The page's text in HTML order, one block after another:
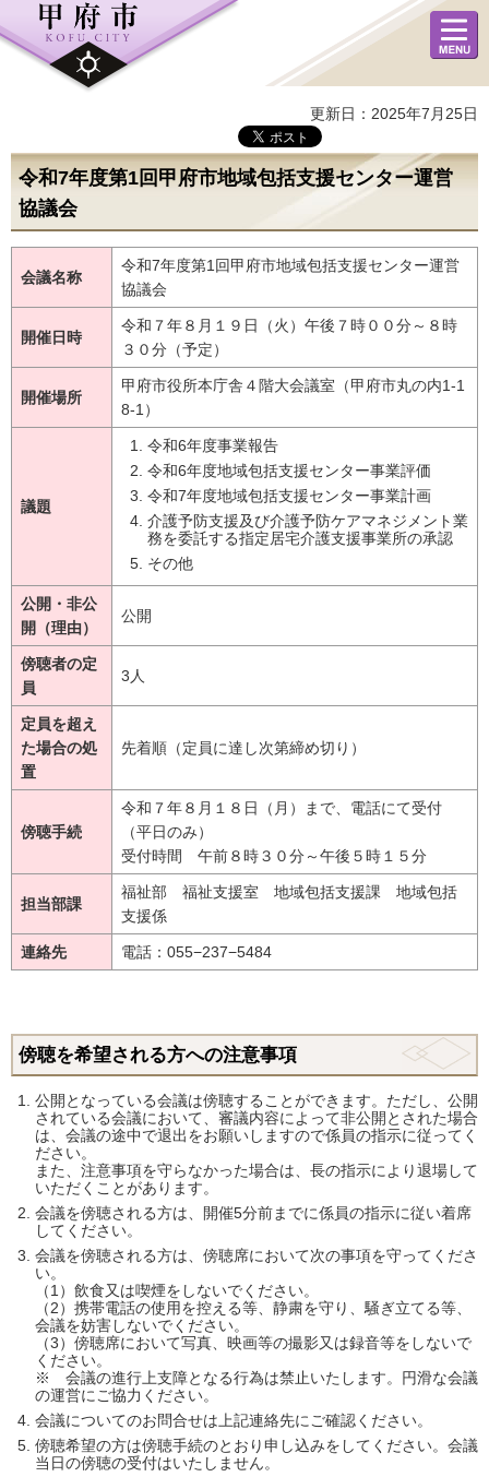
メニュ
ー
更新日：2025年7月25日
令和7年度第1回甲府市地域包括支援センター運営
協議会
会議名称
令和7年度第1回甲府市地域包括支援センター運営
協議会
開催日時
令和７年８月１９日（火）午後７時００分～８時
３０分（予定）
開催場所
甲府市役所本庁舎４階大会議室（甲府市丸の内1-1
8-1）
議題
令和6年度事業報告
令和6年度地域包括支援センター事業評価
令和7年度地域包括支援センター事業計画
介護予防支援及び介護予防ケアマネジメント業
務を委託する指定居宅介護支援事業所の承認
その他
公開・非公
開（理由）
公開
傍聴者の定
員
3人
定員を超え
た場合の処
置
先着順（定員に達し次第締め切り）
傍聴手続
令和７年８月１８日（月）まで、電話にて受付
（平日のみ）
受付時間 午前８時３０分～午後５時１５分
担当部課
福祉部 福祉支援室 地域包括支援課 地域包括
支援係
連絡先 電話：055−237−5484
傍聴を希望される方への注意事項
公開となっている会議は傍聴することができます。ただし、公開
されている会議において、審議内容によって非公開とされた場合
は、会議の途中で退出をお願いしますので係員の指示に従ってく
ださい。
また、注意事項を守らなかった場合は、長の指示により退場して
いただくことがあります。
会議を傍聴される方は、開催5分前までに係員の指示に従い着席
してください。
会議を傍聴される方は、傍聴席において次の事項を守ってくださ
い。
（1）飲食又は喫煙をしないでください。
（2）携帯電話の使用を控える等、静粛を守り、騒ぎ立てる等、
会議を妨害しないでください。
（3）傍聴席において写真、映画等の撮影又は録音等をしないで
ください。
※ 会議の進行上支障となる行為は禁止いたします。円滑な会議
の運営にご協力ください。
会議についてのお問合せは上記連絡先にご確認ください。
傍聴希望の方は傍聴手続のとおり申し込みをしてください。会議
当日の傍聴の受付はいたしません。